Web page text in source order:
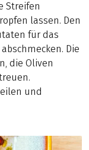
Streifen
lassen. Den
für das
Die
die Oliven
und